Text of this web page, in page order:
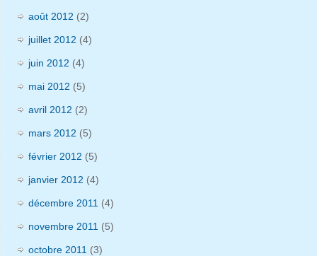
août 2012 (2)
juillet 2012 (4)
juin 2012 (4)
mai 2012 (5)
avril 2012 (2)
mars 2012 (5)
février 2012 (5)
janvier 2012 (4)
décembre 2011 (4)
novembre 2011 (5)
octobre 2011 (3)